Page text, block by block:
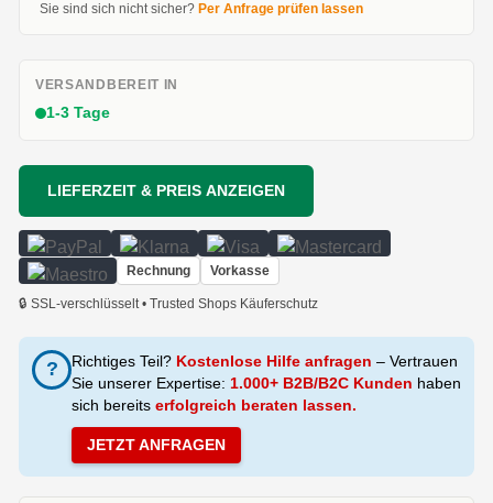
Sie sind sich nicht sicher? Per Anfrage prüfen lassen
VERSANDBEREIT IN
1-3 Tage
LIEFERZEIT & PREIS ANZEIGEN
Rechnung Vorkasse
🔒 SSL-verschlüsselt • Trusted Shops Käuferschutz
? Richtiges Teil? Kostenlose Hilfe anfragen – Vertrauen
Sie unserer Expertise: 1.000+ B2B/B2C Kunden haben
sich bereits erfolgreich beraten lassen.
JETZT ANFRAGEN